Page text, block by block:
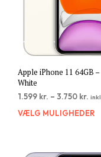
Apple iPhone 11 64GB –
White
1.599 kr. – 3.750 kr.
VÆLG MULIGHEDER